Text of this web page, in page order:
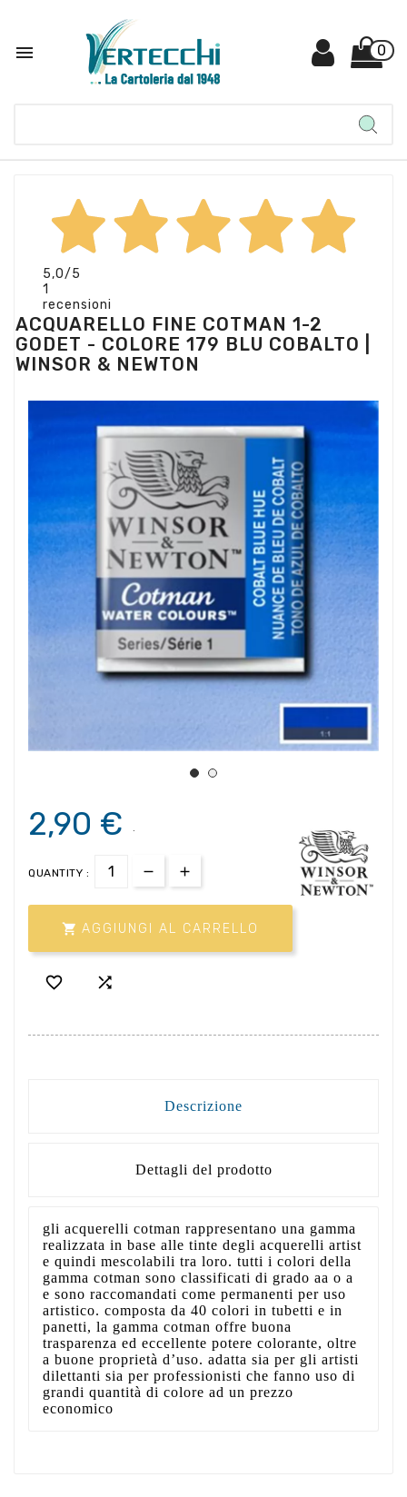
 0
5,0/5
1
recensioni
ACQUARELLO FINE COTMAN 1-2
GODET - COLORE 179 BLU COBALTO |
WINSOR & NEWTON
2,90 € .
QUANTITY :
 AGGIUNGI AL CARRELLO
 
Descrizione
Dettagli del prodotto
gli acquerelli cotman rappresentano una gamma
realizzata in base alle tinte degli acquerelli artist
e quindi mescolabili tra loro. tutti i colori della
gamma cotman sono classificati di grado aa o a
e sono raccomandati come permanenti per uso
artistico. composta da 40 colori in tubetti e in
panetti, la gamma cotman offre buona
trasparenza ed eccellente potere colorante, oltre
a buone proprietà d’uso. adatta sia per gli artisti
dilettanti sia per professionisti che fanno uso di
grandi quantità di colore ad un prezzo
economico